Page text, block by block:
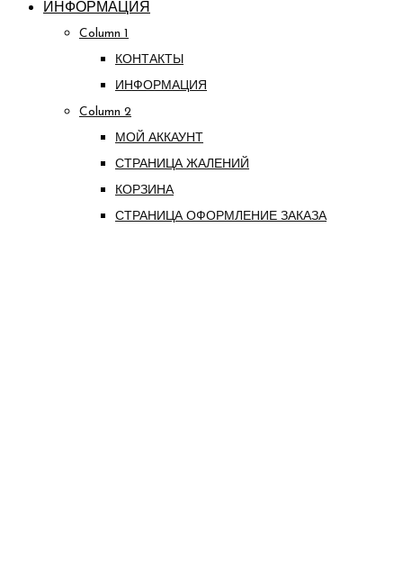
ИНФОРМАЦИЯ
Column 1
КОНТАКТЫ
ИНФОРМАЦИЯ
Column 2
МОЙ АККАУНТ
СТРАНИЦА ЖАЛЕНИЙ
КОРЗИНА
СТРАНИЦА ОФОРМЛЕНИЕ ЗАКАЗА